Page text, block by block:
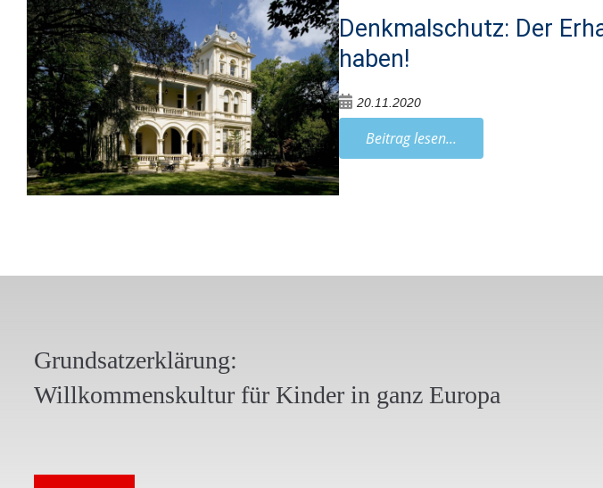
Denkmalschutz: Der
haben!
20.11.2020
Beitrag lesen...
Grundsatzerklärung:
Willkommenskultur für Kinder in ganz Europa